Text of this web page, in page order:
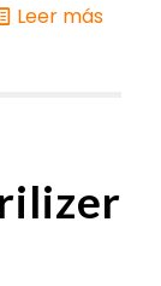
Leer más